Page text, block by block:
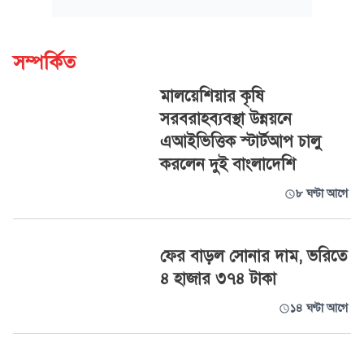
সম্পর্কিত
মালয়েশিয়ার কৃষি
সরবরাহব্যবস্থা উন্নয়নে
এআইভিত্তিক স্টার্টআপ চালু
করলেন দুই বাংলাদেশি
৮ ঘণ্টা আগে
ফের বাড়ল সোনার দাম, ভরিতে
৪ হাজার ৩৭৪ টাকা
১৪ ঘণ্টা আগে